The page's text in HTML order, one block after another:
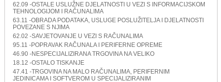
62.09 -OSTALE USLUŽNE DJELATNOSTI U VEZI S INFORMACIJSKOM
TEHNOLOGIJOM I RAČUNALIMA
63.11 -OBRADA PODATAKA, USLUGE POSLUŽITELJA I DJELATNOSTI
POVEZANE S NJIMA
62.02 -SAVJETOVANJE U VEZI S RAČUNALIMA
95.11 -POPRAVAK RAČUNALA I PERIFERNE OPREME
46.90 -NESPECIJALIZIRANA TRGOVINA NA VELIKO
18.12 -OSTALO TISKANJE
47.41 -TRGOVINA NA MALO RAČUNALIMA, PERIFERNIM
JEDINICAMA I SOFTVEROM U SPECIJALIZIRANIM